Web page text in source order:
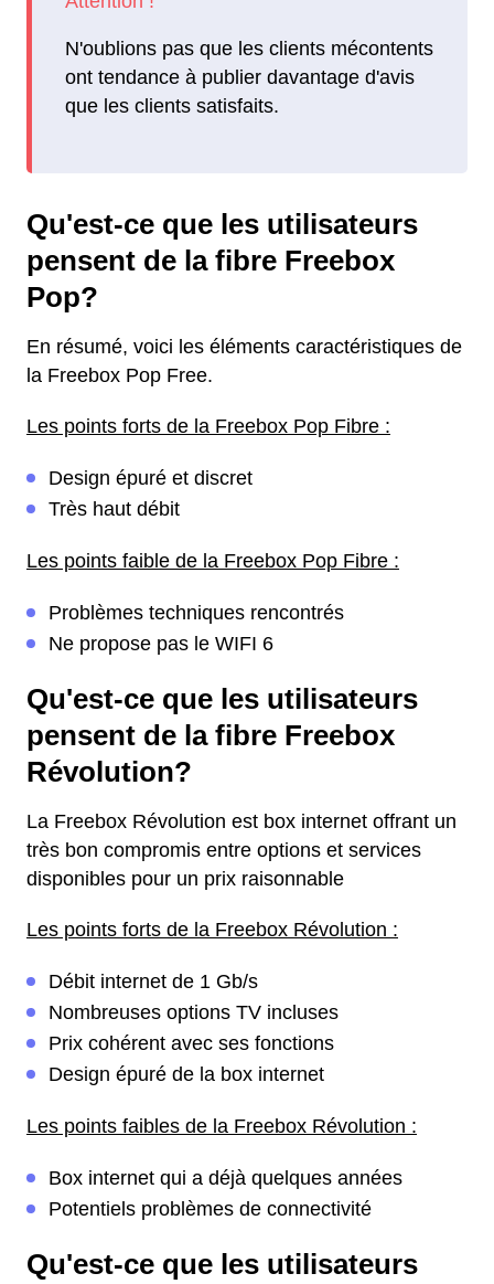
N'oublions pas que les clients mécontents
ont tendance à publier davantage d'avis
que les clients satisfaits.
Qu'est-ce que les utilisateurs
pensent de la fibre Freebox
Pop?
En résumé, voici les éléments caractéristiques de
la Freebox Pop Free.
Les points forts de la Freebox Pop Fibre :
Design épuré et discret
Très haut débit
Les points faible de la Freebox Pop Fibre :
Problèmes techniques rencontrés
Ne propose pas le WIFI 6
Qu'est-ce que les utilisateurs
pensent de la fibre Freebox
Révolution?
La Freebox Révolution est box internet offrant un
très bon compromis entre options et services
disponibles pour un prix raisonnable
Les points forts de la Freebox Révolution :
Débit internet de 1 Gb/s
Nombreuses options TV incluses
Prix cohérent avec ses fonctions
Design épuré de la box internet
Les points faibles de la Freebox Révolution :
Box internet qui a déjà quelques années
Potentiels problèmes de connectivité
Qu'est-ce que les utilisateurs